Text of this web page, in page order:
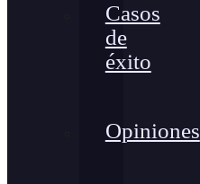
Casos
de
éxito
Opiniones